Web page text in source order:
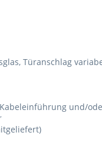
Türanschlag
und/